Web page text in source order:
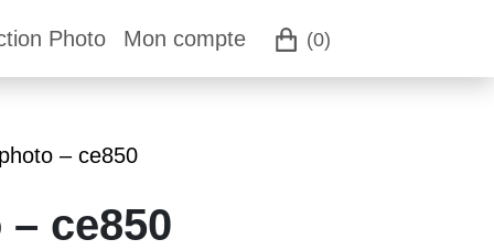
(0)
Photo Mon compte
– ce850
ce850